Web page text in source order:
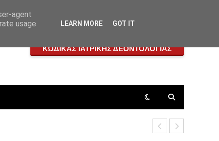
ΚΩΔΙΚΑΣ ΙΑΤΡΙΚΗΣ ΔΕΟΝΤΟΛΟΓΙΑΣ
agent
usage
LEARN MORE GOT IT